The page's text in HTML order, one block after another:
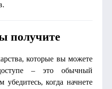
получите
которые вы можете
– это обычный
когда начнете